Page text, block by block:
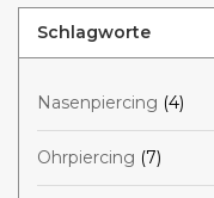
Schlagworte
Nasenpiercing (4)
Ohrpiercing (7)